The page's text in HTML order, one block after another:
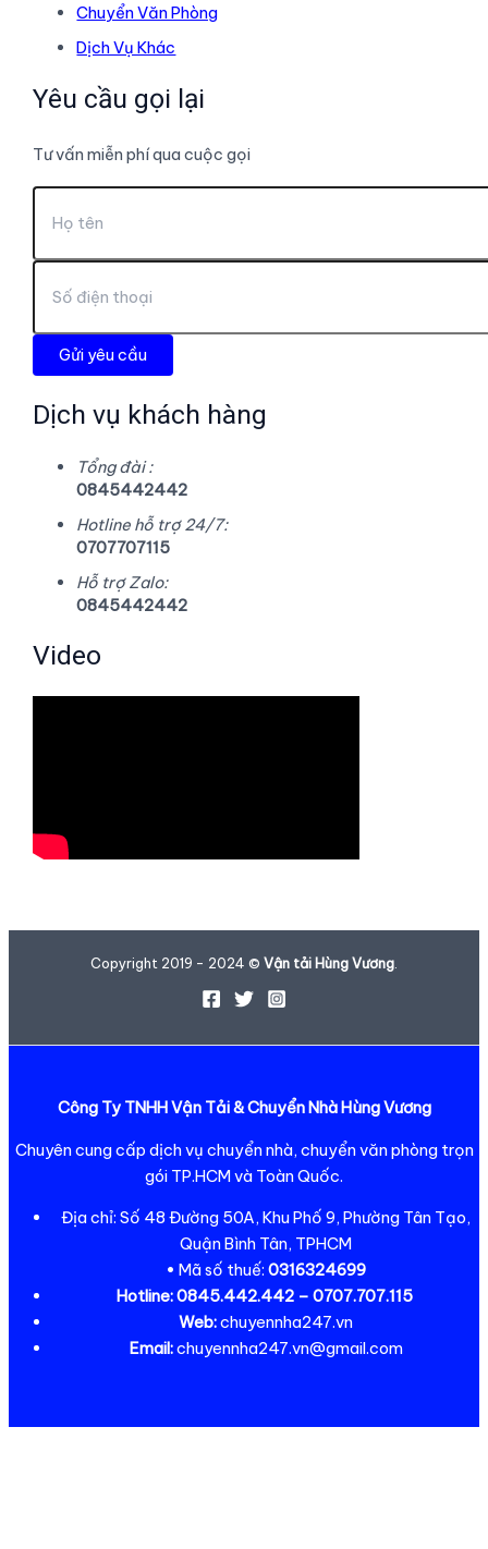
Chuyển Văn Phòng
Dịch Vụ Khác
Yêu cầu gọi lại
Tư vấn miễn phí qua cuộc gọi
Dịch vụ khách hàng
Tổng đài :
0845442442
Hotline hỗ trợ 24/7:
0707707115
Hỗ trợ Zalo:
0845442442
Video
Copyright 2019 - 2024 © Vận tải Hùng Vương.
Công Ty TNHH Vận Tải & Chuyển Nhà Hùng Vương
Chuyên cung cấp dịch vụ chuyển nhà, chuyển văn phòng trọn
gói TP.HCM và Toàn Quốc.
Địa chỉ: Số 48 Đường 50A, Khu Phố 9, Phường Tân Tạo,
Quận Bình Tân, TPHCM
• Mã số thuế: 0316324699
Hotline:0845.442.442 – 0707.707.115
Web:chuyennha247.vn
Email:chuyennha247.vn@gmail.com